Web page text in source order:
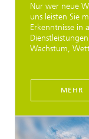
Nur wer neue
uns leisten Sie
Erkenntnisse in
Wachstum,
MEHR